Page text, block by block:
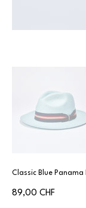
Classic Blue
Prezzo
89,00 CHF